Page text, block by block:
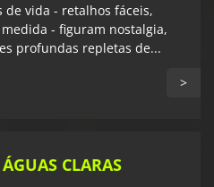
vida - retalhos fáceis,
- figuram nostalgia,
profundas repletas de...
>
CLARAS